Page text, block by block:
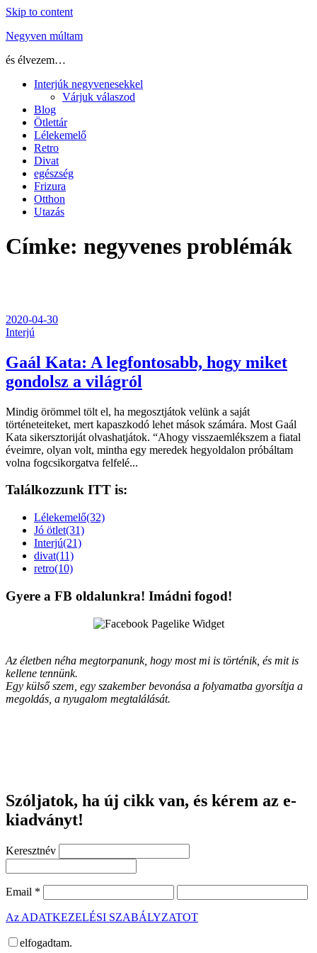
Skip to content
Negyven múltam
és élvezem…
Interjúk negyvenesekkel
Várjuk válaszod
Blog
Ötlettár
Lélekemelő
Retro
Divat
egészség
Frizura
Otthon
Utazás
Címke: negyvenes problémák
2020-04-30
Interjú
Gaál Kata: A legfontosabb, hogy miket
gondolsz a világról
Mindig örömmel tölt el, ha megosztjátok velünk a saját
történeteiteket, mert kapaszkodó lehet mások számára. Most Gaál
Kata sikersztoriját olvashatjátok. “Ahogy visszaemlékszem a fiatal
éveimre, olyan volt, mintha egy meredek hegyoldalon próbáltam
volna fogcsikorgatva felfelé...
Találkozzunk ITT is:
Lélekemelő(32)
Jó ötlet(31)
Interjú(21)
divat(11)
retro(10)
Gyere a FB oldalunkra! Imádni fogod!
Az életben néha megtorpanunk, hogy most mi is történik, és mit is
kellene tennünk.
Egy külső szem, egy szakember bevonása a folyamatba gyorsítja a
megoldás, a nyugalom megtalálását.
Szóljatok, ha új cikk van, és kérem az e-
kiadványt!
Keresztnév
Email *
Az ADATKEZELÉSI SZABÁLYZATOT
elfogadtam.